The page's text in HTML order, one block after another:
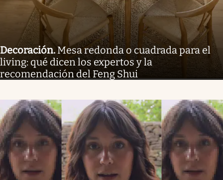
Decoración. Mesa redonda o cuadrada para el
living: qué dicen los expertos y la
recomendación del Feng Shui